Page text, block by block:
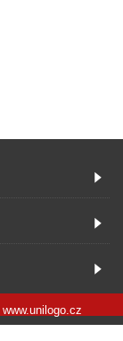
www.unilogo.cz